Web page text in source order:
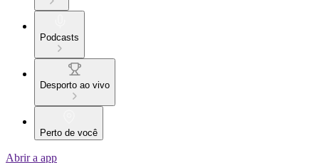
Podcasts
Desporto ao vivo
Perto de você
Abrir a app